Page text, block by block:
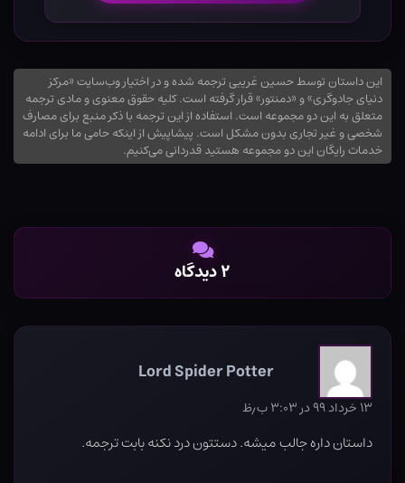
این داستان توسط حسین غریبی ترجمه شده و در اختیار وب‌سایت «مرکز
دنیای جادوگری» و «دمنتور» قرار گرفته است. کلیه حقوق معنوی و مادی ترجمه
متعلق به این دو مجموعه است. استفاده از این ترجمه با ذکر منبع برای مصارف
شخصی و غیر تجاری بدون مشکل است. پیشاپیش از اینکه حامی ما برای ادامه
خدمات رایگان این دو مجموعه هستید قدردانی می‌کنیم.
۲ دیدگاه
Lord Spider Potter
۱۳ خرداد ۹۹ در ۳:۰۳ ب٫ظ
داستان داره جالب میشه. دستتون درد نکنه بابت ترجمه.